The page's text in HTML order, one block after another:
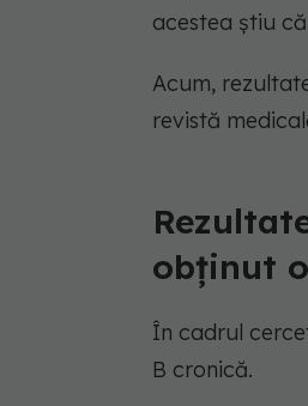
acestea știu
Acum,
revistă
obținut
În cadrul
B cronică.